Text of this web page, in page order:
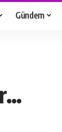
Gündem